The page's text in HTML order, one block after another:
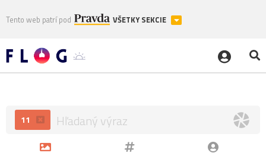
Tento web patrí pod VŠETKY SEKCIE
11